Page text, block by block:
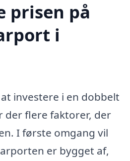
prisen på
i
investere i en dobbelt
der flere faktorer, der
I første omgang vil
er bygget af,